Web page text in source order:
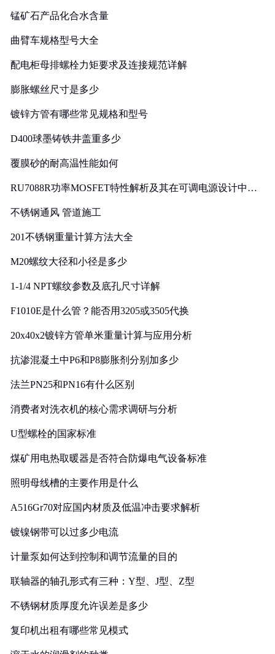
锰矿石产品化合水含量
曲臂车规格型号大全
配电柜母排螺栓力矩要求及连接规范详解
膨胀螺丝尺寸是多少
镀锌方管有哪些常见规格和型号
D400球墨铸铁井盖重多少
覆膜砂的耐高温性能如何
RU7088R功率MOSFET特性解析及其在可调电源设计中的
不锈钢通风 管道施工
201不锈钢重量计算方法大全
M20螺纹大径和小径是多少
1-1/4 NPT螺纹参数及底孔尺寸详解
F1010E是什么管？能否用3205或3505代换
20x40x2镀锌方管单米重量计算与应用分析
抗渗混凝土中P6和P8膨胀剂分别加多少
法兰PN25和PN16有什么区别
消费者对洗衣机的核心需求调研与分析
U型螺栓的国家标准
煤矿用电热取暖器是否符合防爆电气设备标准
照明母线槽的主要作用是什么
A516Gr70对应国内材质及低温冲击要求解析
镀镍钢带可以过多少电流
计量泵如何达到控制和调节流量的目的
联轴器的轴孔形式有三种：Y型、J型、Z型
不锈钢材质厚度允许误差是多少
复印机出租有哪些常见模式